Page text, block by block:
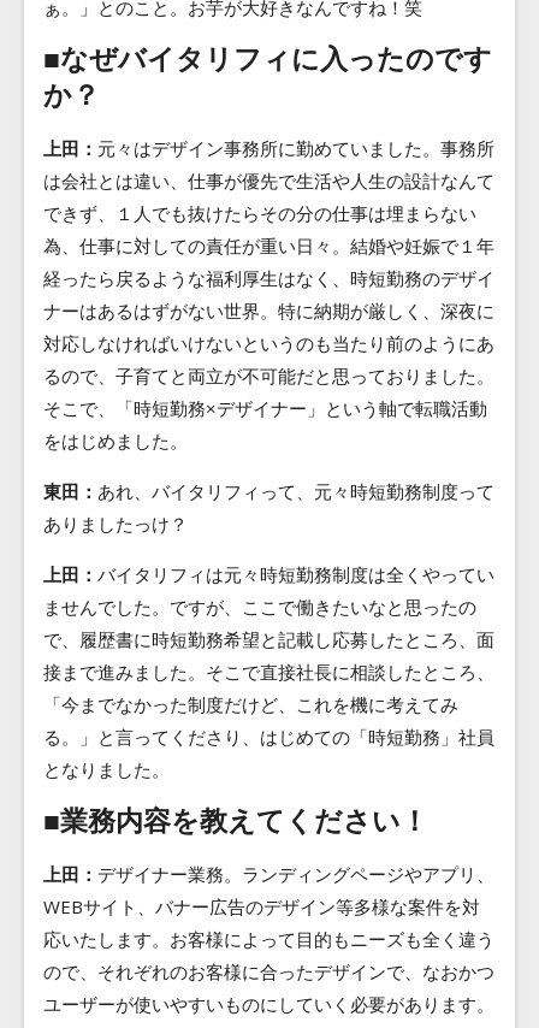
ぁ。」とのこと。お芋が大好きなんですね！笑
■なぜバイタリフィに入ったのです
か？
上田： 元々はデザイン事務所に勤めていました。事務所
は会社とは違い、仕事が優先で生活や人生の設計なんて
できず、１人でも抜けたらその分の仕事は埋まらない
為、仕事に対しての責任が重い日々。結婚や妊娠で１年
経ったら戻るような福利厚生はなく、時短勤務のデザイ
ナーはあるはずがない世界。特に納期が厳しく、深夜に
対応しなければいけないというのも当たり前のようにあ
るので、子育てと両立が不可能だと思っておりました。
そこで、「時短勤務×デザイナー」という軸で転職活動
をはじめました。
東田： あれ、バイタリフィって、元々時短勤務制度って
ありましたっけ？
上田： バイタリフィは元々時短勤務制度は全くやってい
ませんでした。ですが、ここで働きたいなと思ったの
で、履歴書に時短勤務希望と記載し応募したところ、面
接まで進みました。そこで直接社長に相談したところ、
「今までなかった制度だけど、これを機に考えてみ
る。」と言ってくださり、はじめての「時短勤務」社員
となりました。
■業務内容を教えてください！
上田： デザイナー業務。ランディングページやアプリ、
WEBサイト、バナー広告のデザイン等多様な案件を対
応いたします。お客様によって目的もニーズも全く違う
ので、それぞれのお客様に合ったデザインで、なおかつ
ユーザーが使いやすいものにしていく必要があります。